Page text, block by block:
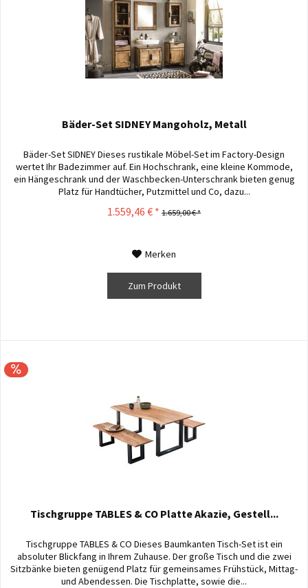
Bäder-Set SIDNEY Mangoholz, Metall
Bäder-Set SIDNEY Dieses rustikale Möbel-Set im Factory-Design
wertet Ihr Badezimmer auf. Ein Hochschrank, eine kleine Kommode,
ein Hängeschrank und der Waschbecken-Unterschrank bieten genug
Platz für Handtücher, Putzmittel und Co, dazu...
1.559,46 € * 1.659,00 € *
Merken
Zum Produkt
Tischgruppe TABLES & CO Platte Akazie, Gestell...
Tischgruppe TABLES & CO Dieses Baumkanten Tisch-Set ist ein
absoluter Blickfang in Ihrem Zuhause. Der große Tisch und die zwei
Sitzbänke bieten genügend Platz für gemeinsames Frühstück, Mittag-
und Abendessen. Die Tischplatte, sowie die...